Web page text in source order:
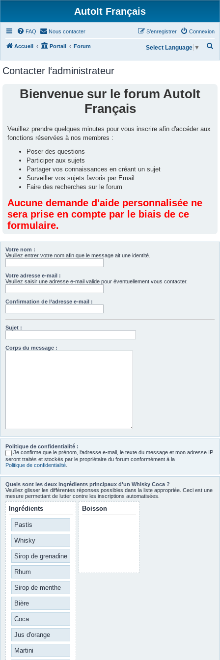
AutoIt Français
FAQ Nous contacter Connexion
S’enregistrer
Accueil Portail Forum Select Language ▼
Contacter l‘administrateur
Bienvenue sur le forum AutoIt
Français
Veuillez prendre quelques minutes pour vous inscrire afin d'accéder aux
fonctions réservées à nos membres :
Poser des questions
Participer aux sujets
Partager vos connaissances en créant un sujet
Surveiller vos sujets favoris par Email
Faire des recherches sur le forum
Aucune demande d'aide personnalisée ne
sera prise en compte par le biais de ce
formulaire.
Votre nom :
Veuillez entrer votre nom afin que le message ait une identité.
Votre adresse e-mail :
Veuillez saisir une adresse e-mail valide pour éventuellement vous contacter.
Confirmation de l‘adresse e-mail :
Sujet :
Corps du message :
Politique de confidentialité :
Je confirme que le prénom, l‘adresse e-mail, le texte du message et mon adresse IP
seront traités et stockés par le propriétaire du forum conformément à la
Politique de confidentialité
Quels sont les deux ingrédients principaux d'un Whisky Coca ?
Veuillez glisser les différentes réponses possibles dans la liste appropriée. Ceci est une
mesure permettant de lutter contre les inscriptions automatisées.
Ingrédients
Pastis
Whisky
Sirop de grenadine
Rhum
Sirop de menthe
Bière
Coca
Jus d'orange
Martini
Boisson